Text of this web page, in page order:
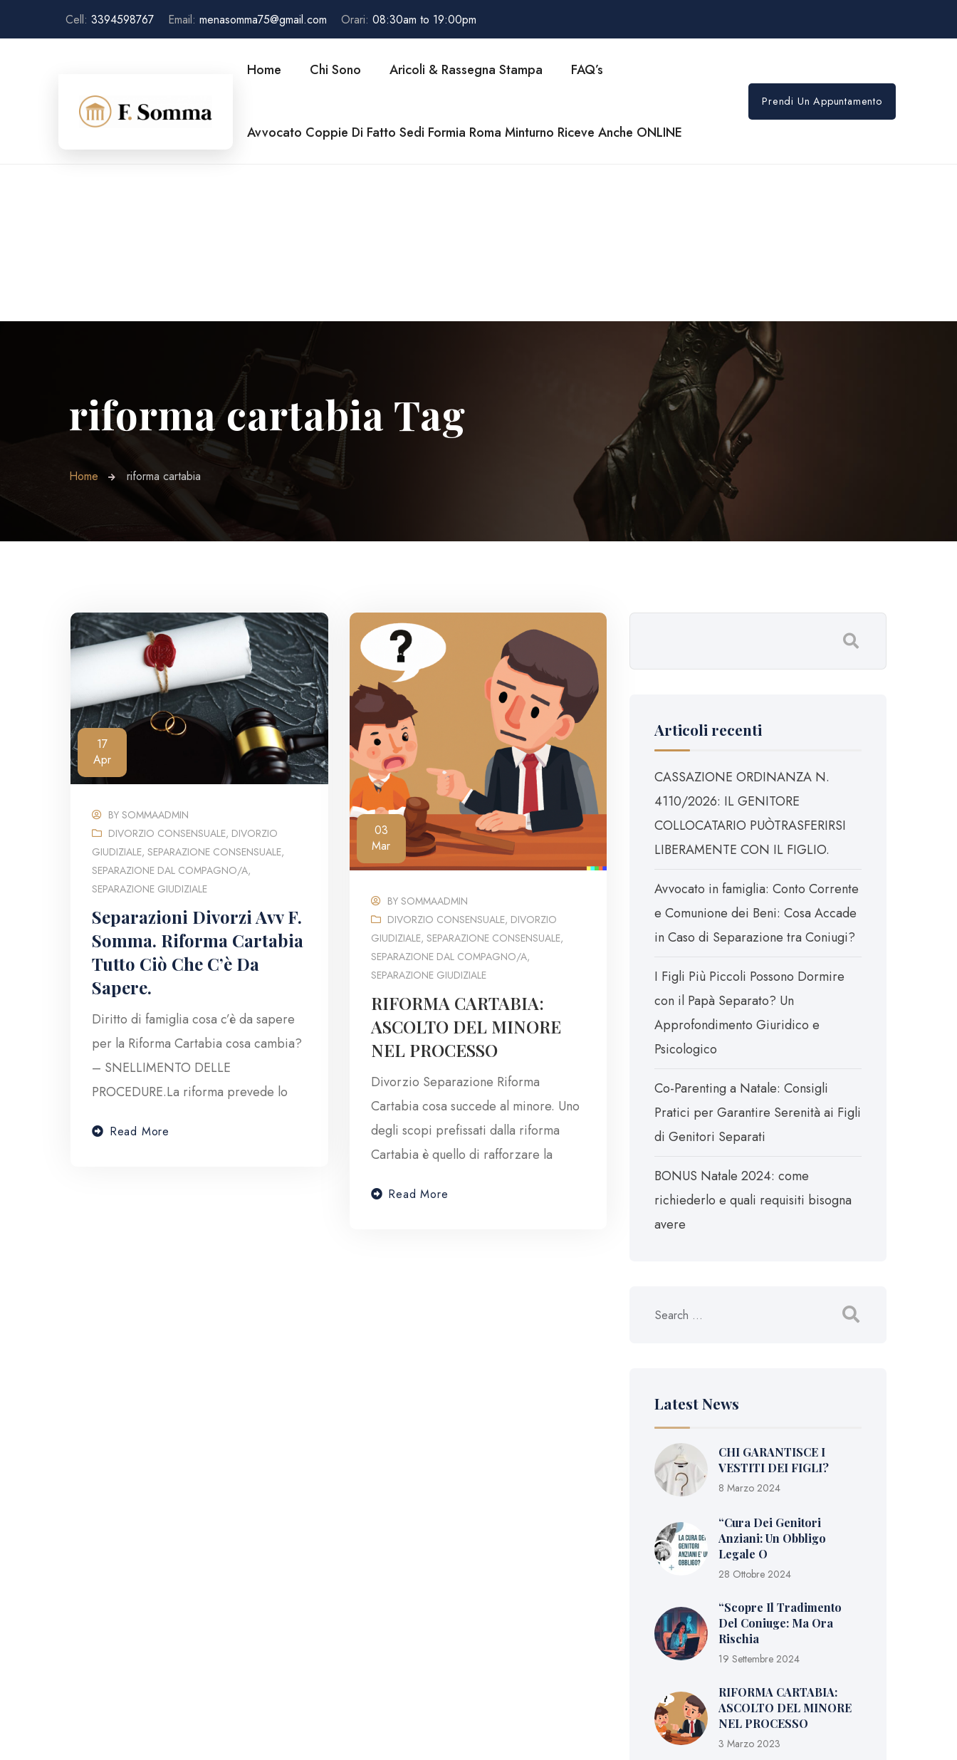
Cell: 3394598767 Email: menasomma75@gmail.com Orari: 08:30am to 19:00pm
Home Chi Sono Aricoli & Rassegna Stampa FAQ’s
Avvocato Coppie Di Fatto Sedi Formia Roma Minturno Riceve Anche ONLINE
Prendi Un Appuntamento
riforma cartabia Tag
Home riforma cartabia
17
Apr
BY SOMMAADMIN
DIVORZIO CONSENSUALE, DIVORZIO
GIUDIZIALE, SEPARAZIONE CONSENSUALE,
SEPARAZIONE DAL COMPAGNO/A,
SEPARAZIONE GIUDIZIALE
Separazioni Divorzi Avv F.
Somma. Riforma Cartabia
Tutto Ciò Che C’è Da
Sapere.
Diritto di famiglia cosa c’è da sapere
per la Riforma Cartabia cosa cambia?
– SNELLIMENTO DELLE
PROCEDURE.La riforma prevede lo
Read More
03
Mar
BY SOMMAADMIN
DIVORZIO CONSENSUALE, DIVORZIO
GIUDIZIALE, SEPARAZIONE CONSENSUALE,
SEPARAZIONE DAL COMPAGNO/A,
SEPARAZIONE GIUDIZIALE
RIFORMA CARTABIA:
ASCOLTO DEL MINORE
NEL PROCESSO
Divorzio Separazione Riforma
Cartabia cosa succede al minore. Uno
degli scopi prefissati dalla riforma
Cartabia è quello di rafforzare la
Read More
Articoli recenti
CASSAZIONE ORDINANZA N.
4110/2026: IL GENITORE
COLLOCATARIO PUÒTRASFERIRSI
LIBERAMENTE CON IL FIGLIO.
Avvocato in famiglia: Conto Corrente
e Comunione dei Beni: Cosa Accade
in Caso di Separazione tra Coniugi?
I Figli Più Piccoli Possono Dormire
con il Papà Separato? Un
Approfondimento Giuridico e
Psicologico
Co-Parenting a Natale: Consigli
Pratici per Garantire Serenità ai Figli
di Genitori Separati
BONUS Natale 2024: come
richiederlo e quali requisiti bisogna
avere
Latest News
CHI GARANTISCE I
VESTITI DEI FIGLI?
8 Marzo 2024
“Cura Dei Genitori
Anziani: Un Obbligo
Legale O
28 Ottobre 2024
“Scopre Il Tradimento
Del Coniuge: Ma Ora
Rischia
19 Settembre 2024
RIFORMA CARTABIA:
ASCOLTO DEL MINORE
NEL PROCESSO
3 Marzo 2023